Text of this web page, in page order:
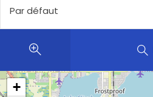
Par défaut
+